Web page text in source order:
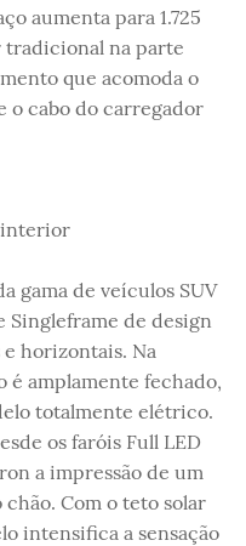
aumenta para 1.725
tradicional na parte
que acomoda o
o cabo do carregador
interior
gama de veículos SUV
Singleframe de design
horizontais. Na
amplamente fechado,
totalmente elétrico.
os faróis Full LED
a impressão de um
Com o teto solar
intensifica a sensação